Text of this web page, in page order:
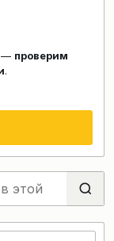
— проверим
.